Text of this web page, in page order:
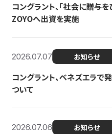
コングラント、「社会に贈与
ZOYOへ出資を実施
2026.07.07 お知らせ
コングラント、ベネズエラ
ついて
2026.07.06 お知らせ